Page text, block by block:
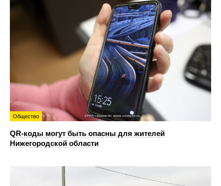
Общество
QR-коды могут быть опасны для жителей
Нижегородской области